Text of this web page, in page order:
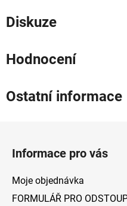
Diskuze
Hodnocení
Ostatní informace
Informace pro vás
Moje objednávka
FORMULÁŘ PRO